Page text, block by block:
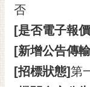
否
[是否電子報
[新增公告傳
[招標狀態]第